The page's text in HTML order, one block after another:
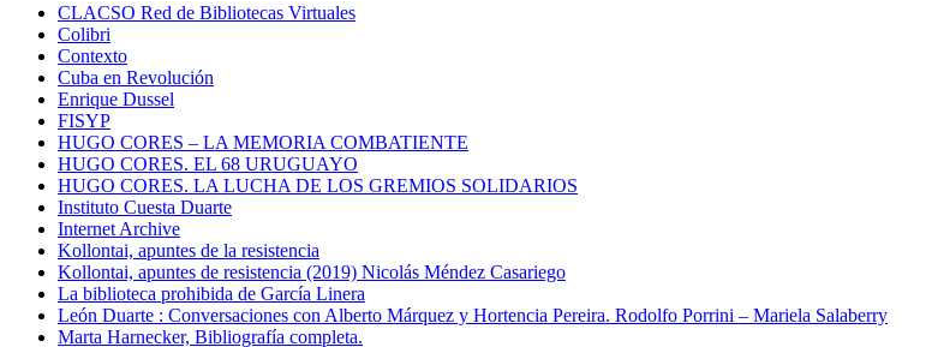
CLACSO Red de Bibliotecas Virtuales
Colibri
Contexto
Cuba en Revolución
Enrique Dussel
FISYP
HUGO CORES – LA MEMORIA COMBATIENTE
HUGO CORES. EL 68 URUGUAYO
HUGO CORES. LA LUCHA DE LOS GREMIOS SOLIDARIOS
Instituto Cuesta Duarte
Internet Archive
Kollontai, apuntes de la resistencia
Kollontai, apuntes de resistencia (2019) Nicolás Méndez Casariego
La biblioteca prohibida de García Linera
León Duarte : Conversaciones con Alberto Márquez y Hortencia Pereira. Rodolfo Porrini – Mariela Salaberry
Marta Harnecker, Bibliografía completa.